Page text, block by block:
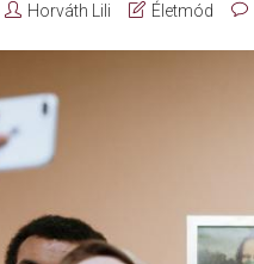
Horváth Lili Életmód